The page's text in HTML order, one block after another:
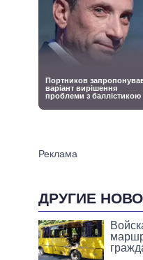
ДРУГИЕ